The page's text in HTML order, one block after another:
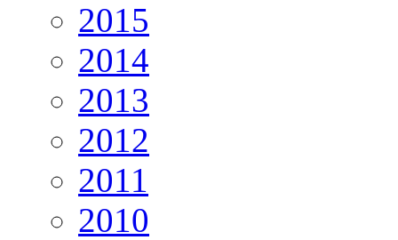
2015
2014
2013
2012
2011
2010